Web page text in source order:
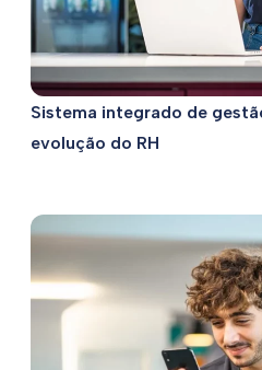
Sistema integrado de
evolução do RH